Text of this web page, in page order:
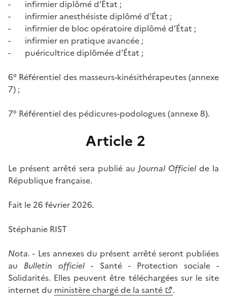
- infirmier diplômé d’État ;
- infirmier anesthésiste diplômé d’État ;
- infirmier de bloc opératoire diplômé d’État ;
- infirmier en pratique avancée ;
- puéricultrice diplômée d’État ;
6° Référentiel des masseurs-kinésithérapeutes (annexe
7) ;
7° Référentiel des pédicures-podologues (annexe 8).
Article 2
Le présent arrêté sera publié au Journal Officiel de la
République française.
Fait le 26 février 2026.
Stéphanie RIST
Nota. - Les annexes du présent arrêté seront publiées
au Bulletin officiel - Santé - Protection sociale -
Solidarités. Elles peuvent être téléchargées sur le site
internet du ministère chargé de la santé .